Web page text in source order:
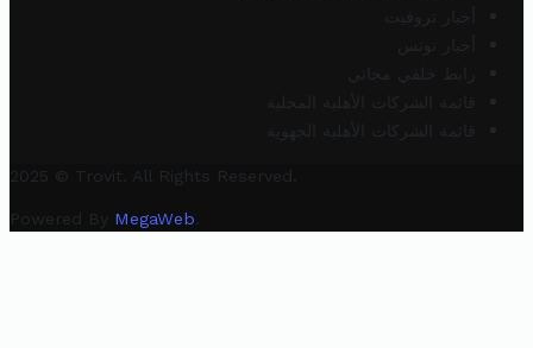
أخبار تروفيت
أخبار تونس
رابط خلفي مجاني
قائمة الشركات الأهلية المحلية
قائمة الشركات الأهلية الجهوية
2025 © Trovit. All Rights Reserved.
Powered By MegaWeb